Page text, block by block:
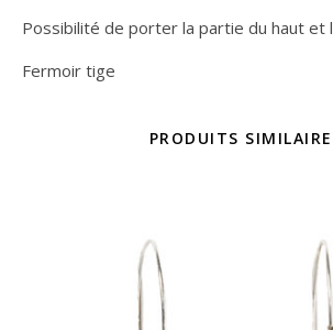
Possibilité de porter la partie du haut et
Fermoir tige
PRODUITS